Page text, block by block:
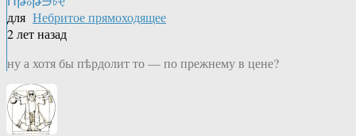
для Небритое прямоходящее
2 лет назад
ну а хотя бы пѣрдолит то — по прежнему в цене?